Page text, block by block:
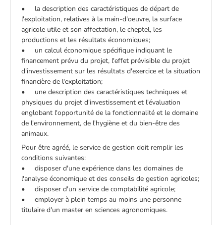
• la description des caractéristiques de départ de
l'exploitation, relatives à la main-d'oeuvre, la surface
agricole utile et son affectation, le cheptel, les
productions et les résultats économiques;
• un calcul économique spécifique indiquant le
financement prévu du projet, l'effet prévisible du projet
d'investissement sur les résultats d'exercice et la situation
financière de l'exploitation;
• une description des caractéristiques techniques et
physiques du projet d'investissement et l'évaluation
englobant l'opportunité de la fonctionnalité et le domaine
de l'environnement, de l'hygiène et du bien-être des
animaux.
Pour être agréé, le service de gestion doit remplir les
conditions suivantes:
• disposer d'une expérience dans les domaines de
l'analyse économique et des conseils de gestion agricoles;
• disposer d'un service de comptabilité agricole;
• employer à plein temps au moins une personne
titulaire d'un master en sciences agronomiques.